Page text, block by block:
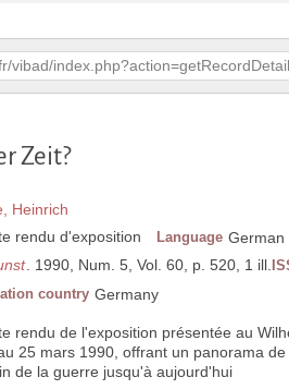
vibad/
Zeit?
Heinrich
rendu d'exposition Language German
. 1990, Num. 5, Vol. 60, p. 520, 1 ill.
country Germany
rendu de l'exposition présentée au
25 mars 1990, offrant un panorama
de la guerre jusqu'à aujourd'hui